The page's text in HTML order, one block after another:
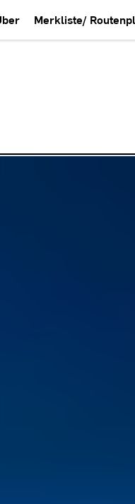
Merkliste/